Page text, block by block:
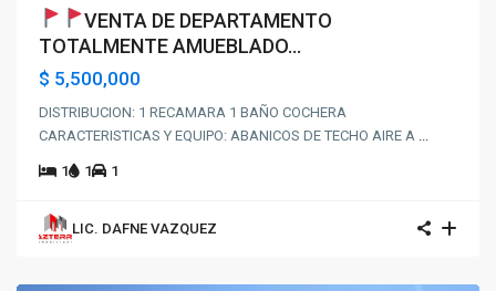
VENTA DE DEPARTAMENTO
TOTALMENTE AMUEBLADO...
$ 5,500,000
DISTRIBUCION: 1 RECAMARA 1 BAÑO COCHERA
CARACTERISTICAS Y EQUIPO: ABANICOS DE TECHO AIRE A ...
1 1 1
LIC. DAFNE VAZQUEZ